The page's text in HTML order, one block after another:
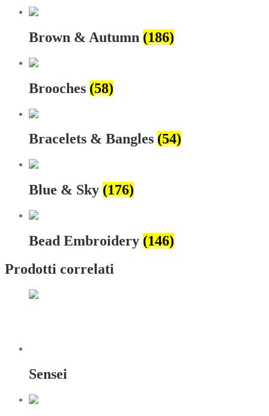
Brown & Autumn (186)
Brooches (58)
Bracelets & Bangles (54)
Blue & Sky (176)
Bead Embroidery (146)
Prodotti correlati
Sensei